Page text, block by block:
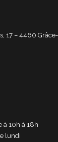
17 – 4460
à 10h à 18h
lundi